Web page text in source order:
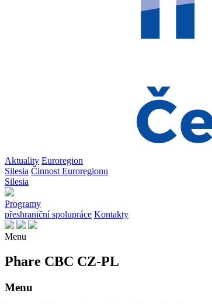
Aktuality Euroregion
Silesia Činnost Euroregionu
Silesia
Programy
přeshraniční spolupráce Kontakty
Menu
Phare CBC CZ-PL
Menu